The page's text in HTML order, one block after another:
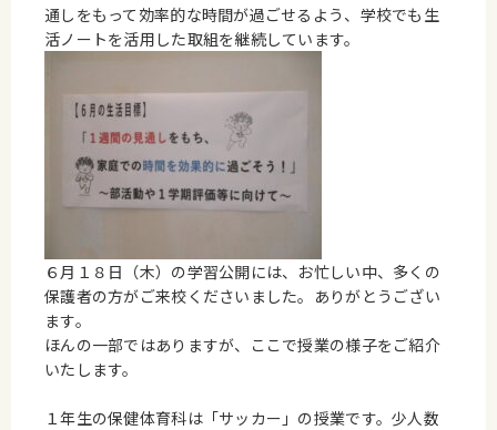
通しをもって効率的な時間が過ごせるよう、学校でも生
活ノートを活用した取組を継続しています。
６月１８日（木）の学習公開には、お忙しい中、多くの
保護者の方がご来校くださいました。ありがとうござい
ます。
ほんの一部ではありますが、ここで授業の様子をご紹介
いたします。
１年生の保健体育科は「サッカー」の授業です。少人数